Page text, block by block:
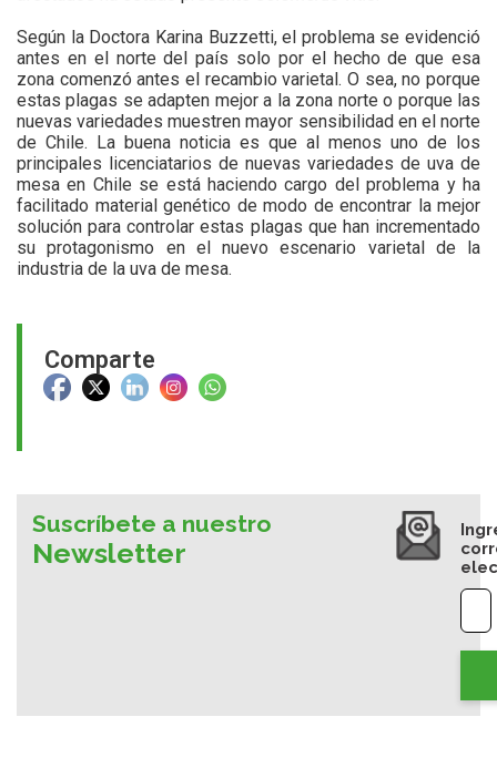
Comparte
Según la Doctora Karina Buzzetti, el problema se evidenció
antes en el norte del país solo por el hecho de que esa
zona comenzó antes el recambio varietal. O sea, no porque
estas plagas se adapten mejor a la zona norte o porque las
nuevas variedades muestren mayor sensibilidad en el norte
de Chile. La buena noticia es que al menos uno de los
principales licenciatarios de nuevas variedades de uva de
mesa en Chile se está haciendo cargo del problema y ha
facilitado material genético de modo de encontrar la mejor
solución para controlar estas plagas que han incrementado
su protagonismo en el nuevo escenario varietal de la
industria de la uva de mesa.
Suscríbete a nuestro
Newsletter